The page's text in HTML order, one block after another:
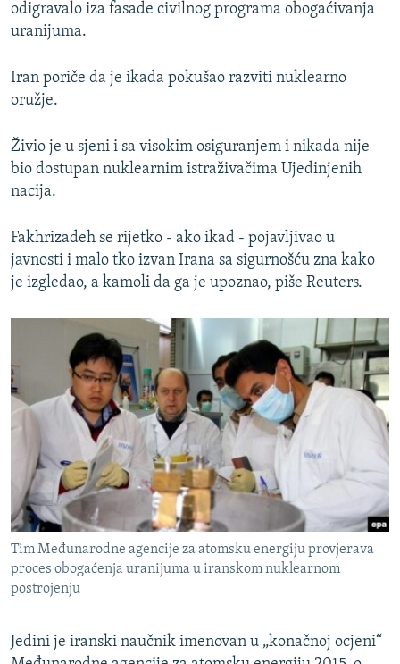
odigravalo iza fasade civilnog programa obogaćivanja
uranijuma.
Iran poriče da je ikada pokušao razviti nuklearno
oružje.
Živio je u sjeni i sa visokim osiguranjem i nikada nije
bio dostupan nuklearnim istraživačima Ujedinjenih
nacija.
Fakhrizadeh se rijetko - ako ikad - pojavljivao u
javnosti i malo tko izvan Irana sa sigurnošću zna kako
je izgledao, a kamoli da ga je upoznao, piše Reuters.
Tim Međunarodne agencije za atomsku energiju provjerava
proces obogaćenja uranijuma u iranskom nuklearnom
postrojenju
Jedini je iranski naučnik imenovan u „konačnoj ocjeni“